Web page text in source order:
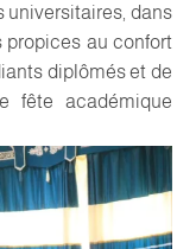
universitaires, dans
propices au confort
diplômés et de
fête académique